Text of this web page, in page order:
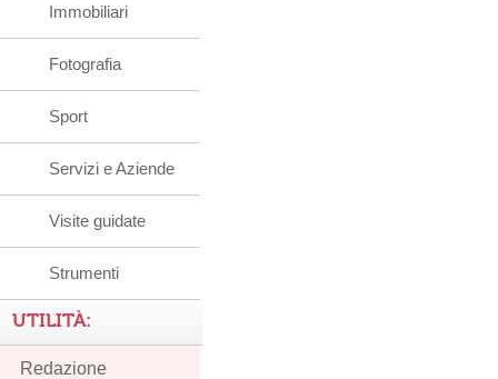
Immobiliari
Fotografia
Sport
Servizi e Aziende
Visite guidate
Strumenti
UTILITÀ:
Redazione